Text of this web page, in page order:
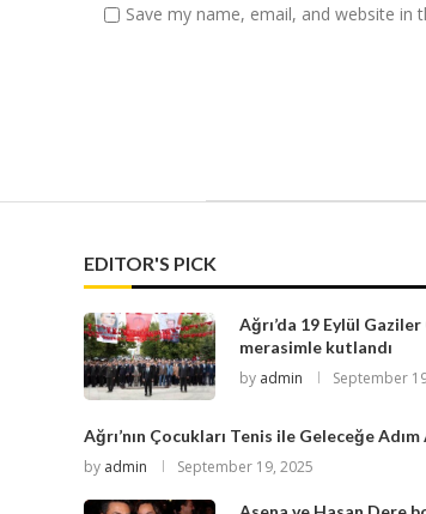
Save my name, email, and website
EDITOR'S PICK
Ağrı’da 19 Eylül Gaziler
merasimle kutlandı
by admin September
Ağrı’nın Çocukları Tenis ile Geleceğe
by admin September 19, 2025